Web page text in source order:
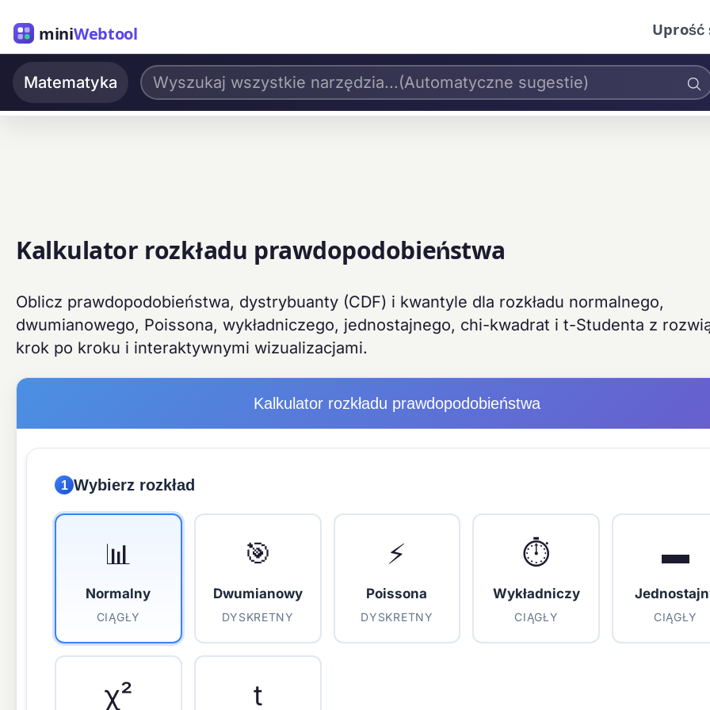
miniWebtool Uprość
Matematyka
Kalkulator rozkładu prawdopodobieństwa
Oblicz prawdopodobieństwa, dystrybuanty (CDF) i kwantyle dla rozkładu normalnego,
dwumianowego, Poissona, wykładniczego, jednostajnego, chi-kwadrat i t-Studenta z
krok po kroku i interaktywnymi wizualizacjami.
Kalkulator rozkładu prawdopodobieństwa
1 Wybierz rozkład
📊
Normalny
CIĄGŁY
🎯
Dwumianowy
DYSKRETNY
⚡
Poissona
DYSKRETNY
⏱️
Wykładniczy
CIĄGŁY
▬
CIĄGŁY
χ² t